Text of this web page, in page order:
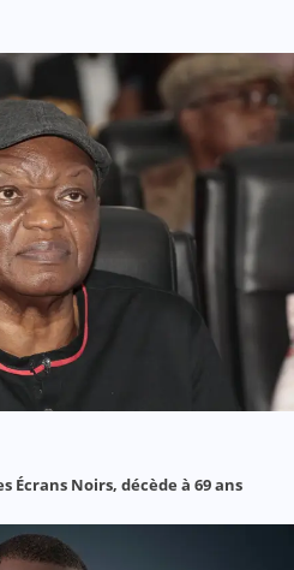
Écrans Noirs, décède à 69 ans